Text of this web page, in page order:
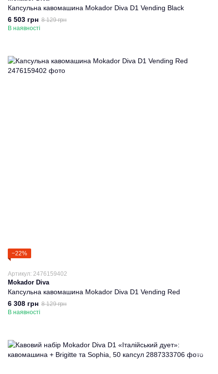
Капсульна кавомашина Mokador Diva D1 Vending Black
6 503 грн 8 129 грн
В наявності
−22%
Артикул: 2476159402
Mokador Diva
Капсульна кавомашина Mokador Diva D1 Vending Red
6 308 грн 8 129 грн
В наявності